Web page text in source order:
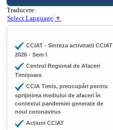
Traducere:
Select Language ▼
CCIAT - Sinteza activitatii CCIAT
2026 - Sem I
Centrul Regional de Afaceri
Timișoara
CCIA Timis, preocupări pentru
sprijinirea mediului de afaceri în
contextul pandemiei generate de
noul coronavirus
Acțiuni CCIAT